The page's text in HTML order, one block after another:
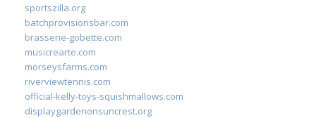
sportszilla.org
batchprovisionsbar.com
brasserie-gobette.com
musicrearte.com
morseysfarms.com
riverviewtennis.com
official-kelly-toys-squishmallows.com
displaygardenonsuncrest.org